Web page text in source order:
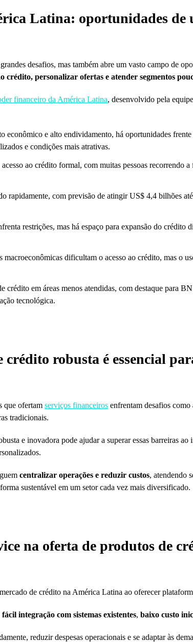
Latina: oportunidades de
desafios, mas também abre um vasto campo de
crédito, personalizar ofertas e atender segmentos
financeiro da América Latina, desenvolvido pela
econômico e alto endividamento, há oportunidades
e condições mais atrativas.
ao crédito formal, com muitas pessoas
rapidamente, com previsão de atingir US$ 4,4 bilhões
restrições, mas há espaço para expansão do
macroeconômicas dificultam o acesso ao crédito, mas o
crédito em áreas menos atendidas, com destaque para
tecnológica.
robusta é essencial
que ofertamserviços financeiros enfrentam desafios como
tradicionais.
e inovadora pode ajudar a superar essas barreiras ao
centralizar operações e reduzir custos, atendendo
sustentável em um setor cada vez mais diversificado.
na oferta de produtos de
de crédito na América Latina ao oferecer
fácil integração com sistemas existentes, baixo custo
reduzir despesas operacionais e se adaptar às